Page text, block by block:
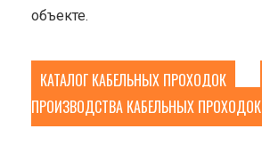
объекте.
КАТАЛОГ КАБЕЛЬНЫХ ПРОХОДОК
ПРОИЗВОДСТВА КАБЕЛЬНЫХ ПРОХОДОК